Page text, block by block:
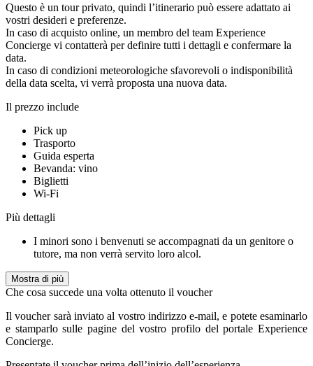
Questo è un tour privato, quindi l’itinerario può essere adattato ai
vostri desideri e preferenze.
In caso di acquisto online, un membro del team Experience
Concierge vi contatterà per definire tutti i dettagli e confermare la
data.
In caso di condizioni meteorologiche sfavorevoli o indisponibilità
della data scelta, vi verrà proposta una nuova data.
Il prezzo include
Pick up
Trasporto
Guida esperta
Bevanda: vino
Biglietti
Wi-Fi
Più dettagli
I minori sono i benvenuti se accompagnati da un genitore o
tutore, ma non verrà servito loro alcol.
Mostra di più
Che cosa succede una volta ottenuto il voucher
Il voucher sarà inviato al vostro indirizzo e-mail, e potete esaminarlo
e stamparlo sulle pagine del vostro profilo del portale Experience
Concierge.